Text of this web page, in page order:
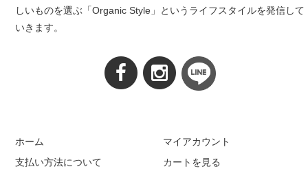
しいものを選ぶ「Organic Style」というライフスタイルを発信して
いきます。
ホーム
支払い方法について
マイアカウント
カートを見る